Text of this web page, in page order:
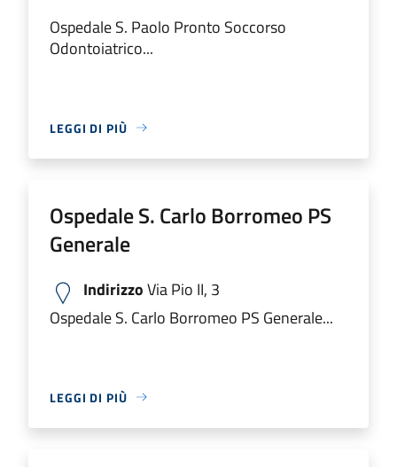
Ospedale S. Paolo Pronto Soccorso
Odontoiatrico...
LEGGI DI PIÙ
Ospedale S. Carlo Borromeo PS
Generale
IndirizzoVia Pio II, 3
Ospedale S. Carlo Borromeo PS Generale...
LEGGI DI PIÙ